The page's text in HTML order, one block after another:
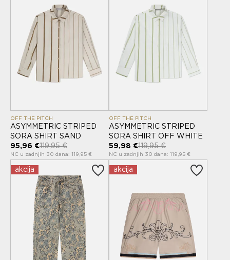
OFF THE PITCH
ASYMMETRIC STRIPED
SORA SHIRT SAND
95,96 €119,95 €
NC u zadnjih 30 dana: 119,95 €
OFF THE PITCH
ASYMMETRIC STRIPED
SORA SHIRT OFF WHITE
59,98 €119,95 €
NC u zadnjih 30 dana: 119,95 €
akcija akcija